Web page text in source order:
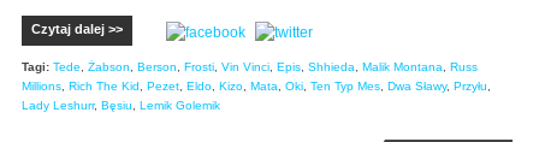
Czytaj dalej >>
Tagi: Tede Żabson Berson Frosti Vin Vinci Epis Shhieda Malik Montana
Russ
Millions Rich The Kid Pezet Eldo Kizo Mata Oki Ten Typ Mes Dwa Sławy, Przyłu
Lady Leshurr, Bęsiu Lemik Golemik